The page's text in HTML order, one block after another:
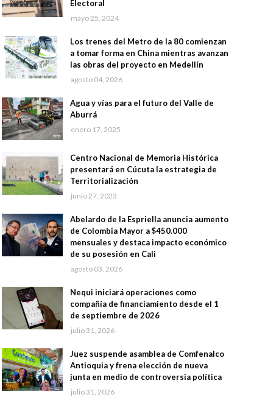
Electoral
mayo 25, 2024
Los trenes del Metro de la 80 comienzan
a tomar forma en China mientras avanzan
las obras del proyecto en Medellín
agosto 04, 2026
Agua y vías para el futuro del Valle de
Aburrá
enero 17, 2025
Centro Nacional de Memoria Histórica
presentará en Cúcuta la estrategia de
Territorialización
junio 27, 2023
Abelardo de la Espriella anuncia aumento
de Colombia Mayor a $450.000
mensuales y destaca impacto económico
de su posesión en Cali
agosto 03, 2026
Nequi iniciará operaciones como
compañía de financiamiento desde el 1
de septiembre de 2026
julio 31, 2026
Juez suspende asamblea de Comfenalco
Antioquia y frena elección de nueva
junta en medio de controversia política
julio 31, 2026